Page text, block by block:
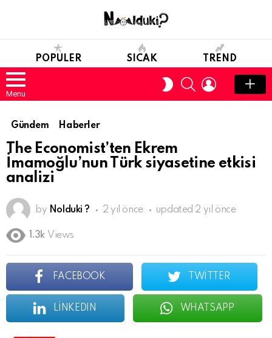
POPULER SICAK TREND
Menu
SWITCH
SKIN
SEARCHLOGIN
Gündem Haberler
The Economist’ten Ekrem
İmamoğlu’nun Türk siyasetine etkisi
analizi
by Nolduki ? 2 yıl önce updated 2 yıl önce
1.3k Views
FACEBOOK TWITTER
LINKEDIN WHATSAPP